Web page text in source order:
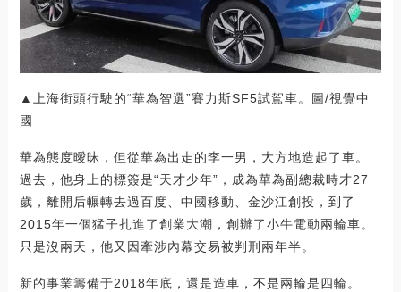
▲上海街頭行駛的“華為智選”賽力斯SF5試駕車。圖/視覺中
國
華為態度曖昧，但從華為出走的李一男，大方地造起了車。
過去，他身上的標簽是“天才少年”，成為華為副總裁時才27
歲，離開后輾轉去過百度、中國移動、金沙江創投，到了
2015年一個猛子扎進了創業大潮，創辦了小牛電動兩輪車。
只是沒兩天，他又因牽涉內幕交易被判刑兩年半。
新的事業籌備于2018年底，還是造車，不是兩輪是四輪。